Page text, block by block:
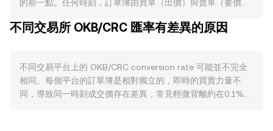
用需求提升，可能推動買盤。宏觀層面上，OKB對比特幣的方
更願意持有風險性資產；反之在避險情緒升溫時，賣壓可能擴
計價持平，OKB換算為CRC的標價也可能下調。監管層面上，
圍繞交易所平台幣的合規訊號與政策明確性，包含交易平台牌
照、對平台幣性質的界定與發行流通透明度要求，都可能對
的那一點。任何時刻，訂單簿由買單（出價）與賣單（要價）
表了當下可立即成交的範圍；而將兩者取平均可得到中間價，
影響更大，其公式為：VWAP = Σ(Price_i × Volume_i) / Σ
Volume_i。對於使用者而言，單純的折算關係可以表述為：換
得的CRC數量 = 兌出之OKB數量 × conversion rate；若先確
不同交易所 OKB/CRC 匯率有差異的原因
不同交易平台上的 OKB/CRC conversion rate 可能並不完全
相同。每個平台的訂單簿是相對獨立的，即時的買賣力量不
同，導致同一時刻成交價存在差異，常見輕微背離約在0.1%至